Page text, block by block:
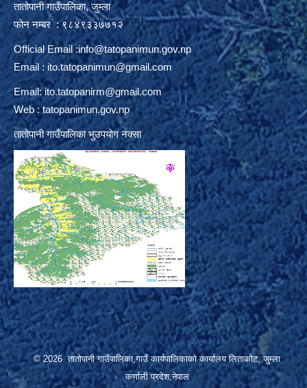
तातोपानी गाउँपालिका, जुम्ला
फोन नम्बर : ९८४९३३७७१२
Official Email :info@tatopanimun.gov.np
Email :ito.tatopanimun@gmail.com
Email:ito.tatopanirm@gmail.com
Web : tatopanimun.gov.np
तातोपानी गाउँपालिका भुउपयोग नक्सा
© 2026 तातोपानी गाउँपालिका,गाउँ कार्यपालिकाको कार्यालय लिताकोट, जुम्ला
कर्णाली प्रदेश,नेपाल